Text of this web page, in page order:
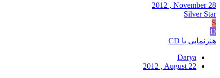
2012 , November 28
Silver Star
S
D
هنرنمایی با CD
Darya
2012 , August 22